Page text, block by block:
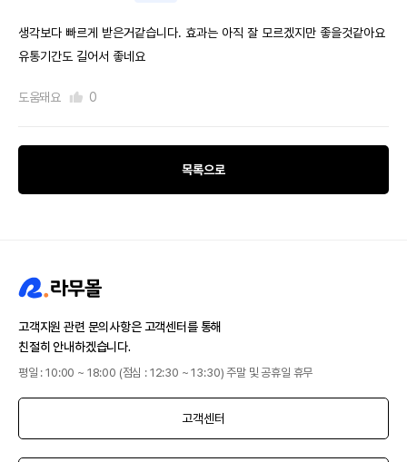
생각보다 빠르게 받은거같습니다. 효과는 아직 잘 모르겠지만 좋을것같아요
유통기간도 길어서 좋네요
도움돼요 0
목록으로
고객지원 관련 문의사항은 고객센터를 통해
친절히 안내하겠습니다.
평일 : 10:00 ~ 18:00 (점심 : 12:30 ~ 13:30) 주말 및 공휴일 휴무
고객센터